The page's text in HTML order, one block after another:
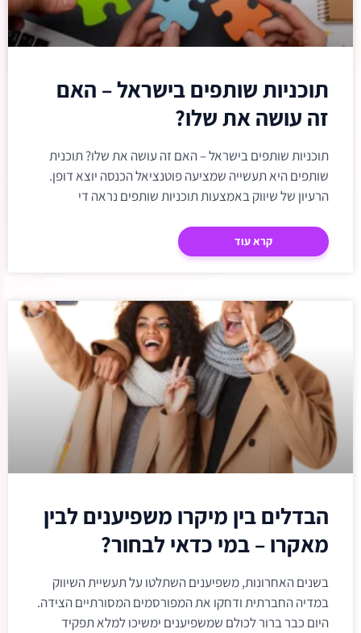
תוכניות שותפים בישראל – האם
זה עושה את שלו?
תוכניות שותפים בישראל – האם זה עושה את שלו? תוכנית
שותפים היא תעשייה שמציעה פוטנציאל הכנסה יוצא דופן.
הרעיון של שיווק באמצעות תוכניות שותפים נראה די
קרא עוד
הבדלים בין מיקרו משפיענים לבין
מאקרו – במי כדאי לבחור?
בשנים האחרונות, משפיענים השתלטו על תעשיית השיווק
במדיה החברתית ודחקו את המפורסמים המסורתיים הצידה.
היום כבר ברור לכולם שמשפיענים ימשיכו למלא תפקיד